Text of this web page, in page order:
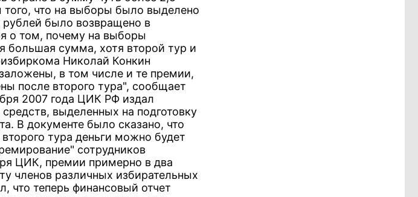
что на выборы было выделено
было возвращено в
о том, почему на выборы
большая сумма, хотя второй тур и
Николай Конкин
в том числе и те премии,
после второго тура", сообщает
2007 года ЦИК РФ издал
выделенных на подготовку
В документе было сказано, что
тура деньги можно будет
сотрудников
ЦИК, премии примерно в два
членов различных избирательных
что теперь финансовый отчет